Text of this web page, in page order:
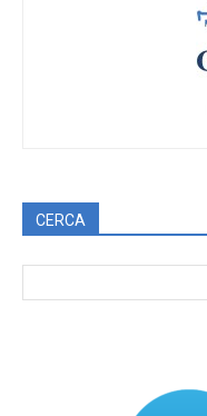
CERCA